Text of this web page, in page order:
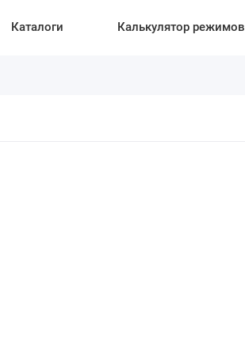
Каталоги Калькулятор режимов